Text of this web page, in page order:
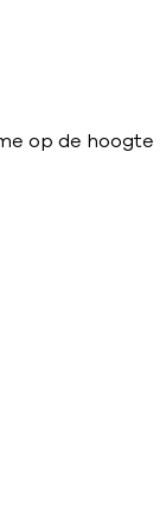
op de hoogte